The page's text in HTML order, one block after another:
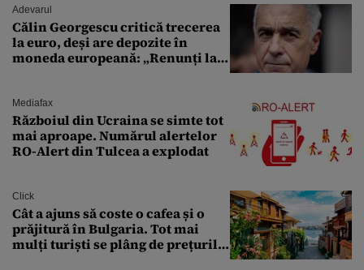
Adevarul
Călin Georgescu critică trecerea
la euro, deși are depozite în
moneda europeană: „Renunți la
Mediafax
Războiul din Ucraina se simte tot
mai aproape. Numărul alertelor
RO-Alert din Tulcea a explodat
Click
Cât a ajuns să coste o cafea și o
prăjitură în Bulgaria. Tot mai
mulți turiști se plâng de prețurile